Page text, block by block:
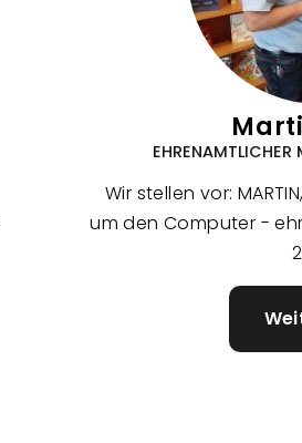
Wir stellen vor:
um den Computer -